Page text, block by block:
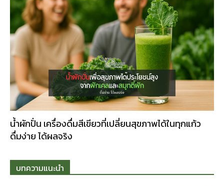
น้ำผักปั่น เครื่องดื่มสีเขียวที่เปลี่ยนสุขภาพได้ในทุกแก้ว
ดื่มง่าย ได้ผลจริง
บทความแนะนำ